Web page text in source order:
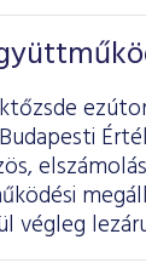
végleg